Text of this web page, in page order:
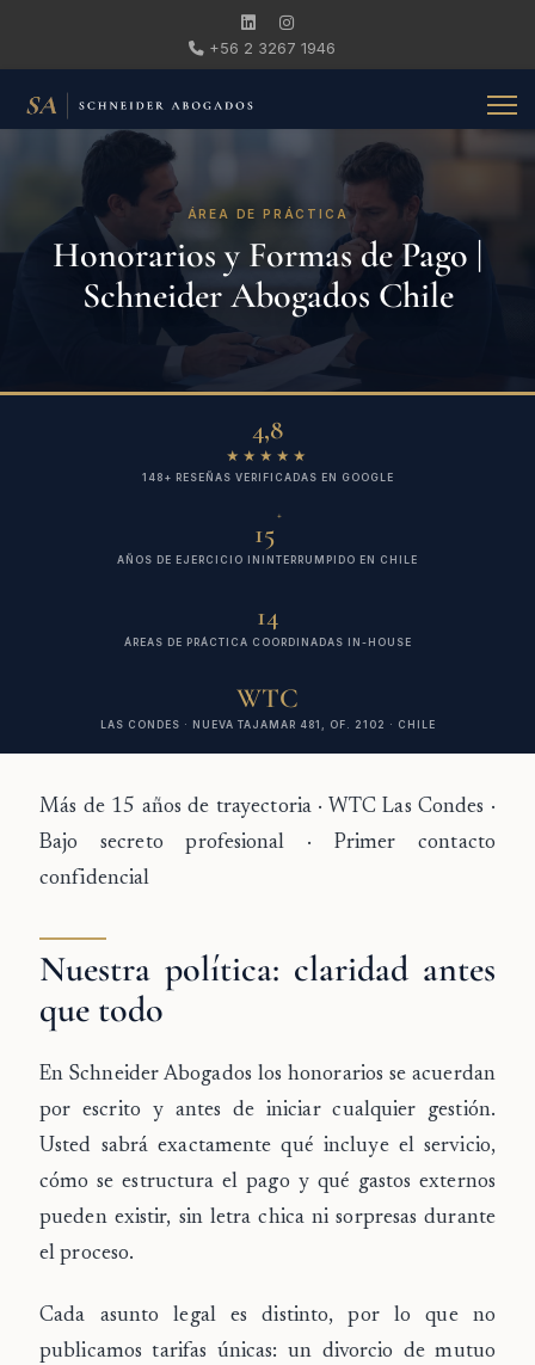
+56 2 3267 1946
ÁREA DE PRÁCTICA
Honorarios y Formas de Pago |
Schneider Abogados Chile
4,8
★★★★★
148+ RESEÑAS VERIFICADAS EN GOOGLE
15
+
AÑOS DE EJERCICIO ININTERRUMPIDO EN CHILE
14
ÁREAS DE PRÁCTICA COORDINADAS IN-HOUSE
WTC
LAS CONDES · NUEVA TAJAMAR 481, OF. 2102 · CHILE
Más de 15 años de trayectoria · WTC Las Condes ·
Bajo secreto profesional · Primer contacto
confidencial
Nuestra política: claridad antes
que todo
En Schneider Abogados los honorarios se acuerdan
por escrito y antes de iniciar cualquier gestión.
Usted sabrá exactamente qué incluye el servicio,
cómo se estructura el pago y qué gastos externos
pueden existir, sin letra chica ni sorpresas durante
el proceso.
Cada asunto legal es distinto, por lo que no
publicamos tarifas únicas: un divorcio de mutuo